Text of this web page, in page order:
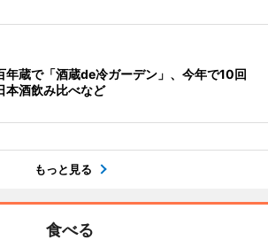
年蔵で「酒蔵de冷ガーデン」、今年で10回
酒飲み比べなど
もっと見る
食べる